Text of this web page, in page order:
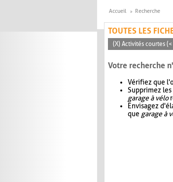
Accueil Recherche
TOUTES LES
(X) Activités courtes
Votre recherche
Vérifiez que
Supprimez
garage à vélo
Envisagez
que garage à